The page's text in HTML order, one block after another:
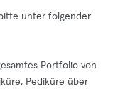
unter folgender
Portfolio von
Pediküre über